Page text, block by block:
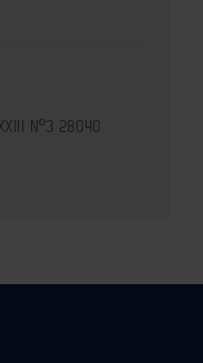
Nº3 28040